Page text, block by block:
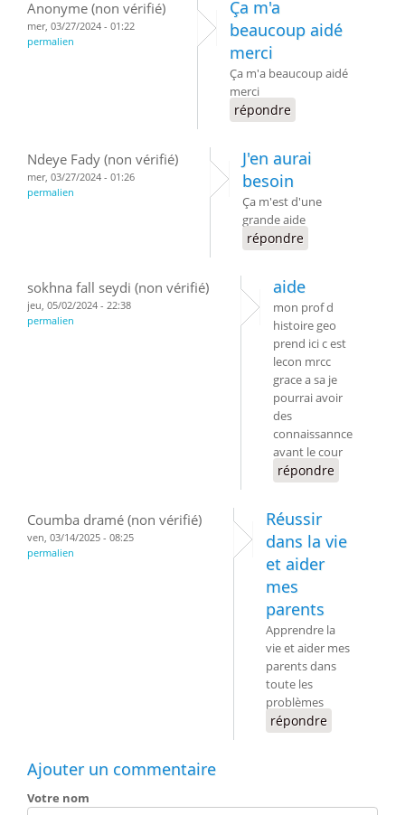
Anonyme (non vérifié)
mer, 03/27/2024 - 01:22
permalien
Ça m'a
beaucoup aidé
merci
Ça m'a beaucoup aidé
merci
répondre
Ndeye Fady (non vérifié)
mer, 03/27/2024 - 01:26
permalien
J'en aurai
besoin
Ça m'est d'une
grande aide
répondre
sokhna fall seydi (non vérifié)
jeu, 05/02/2024 - 22:38
permalien
aide
mon prof d
histoire geo
prend ici c est
lecon mrcc
grace a sa je
pourrai avoir
des
connaissannce
avant le cour
répondre
Coumba dramé (non vérifié)
ven, 03/14/2025 - 08:25
permalien
Réussir
dans la vie
et aider
mes
parents
Apprendre la
vie et aider mes
parents dans
toute les
problèmes
répondre
Ajouter un commentaire
Votre nom